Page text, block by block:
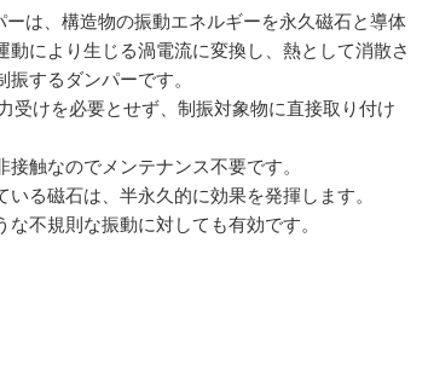
ーは、構造物の振動エネルギーを永久磁石と導体
動により生じる渦電流に変換し、熱として消散さ
振するダンパーです。
受けを必要とせず、制振対象物に直接取り付け
接触なのでメンテナンス不要です。
いる磁石は、半永久的に効果を発揮します。
な不規則な振動に対しても有効です。